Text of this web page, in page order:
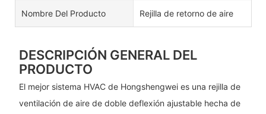
Nombre Del Producto Rejilla de retorno de aire
DESCRIPCIÓN GENERAL DEL
PRODUCTO
El mejor sistema HVAC de Hongshengwei es una rejilla de
ventilación de aire de doble deflexión ajustable hecha de